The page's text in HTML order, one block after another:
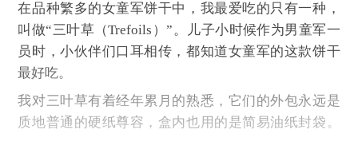
在品种繁多的女童军饼干中，我最爱吃的只有一种，
叫做“三叶草（Trefoils）”。儿子小时候作为男童军一
员时，小伙伴们口耳相传，都知道女童军的这款饼干
最好吃。
我对三叶草有着经年累月的熟悉，它们的外包永远是
质地普通的硬纸尊容，盒内也用的是简易油纸封袋。